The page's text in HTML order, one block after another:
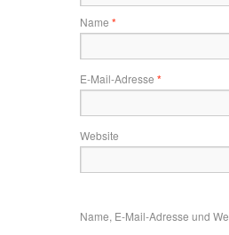
Name *
E-Mail-Adresse *
Website
Name, E-Mail-Adresse und